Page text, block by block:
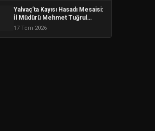
Yalvaç’ta Kayısı Hasadı Mesaisi:
İl Müdürü Mehmet Tuğrul
Üreticileri Ziyaret Etti
17 Tem 2026